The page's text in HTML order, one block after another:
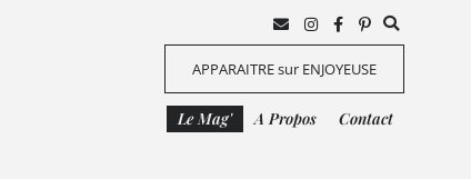
APPARAITRE sur ENJOYEUSE
Le Mag' A Propos Contact